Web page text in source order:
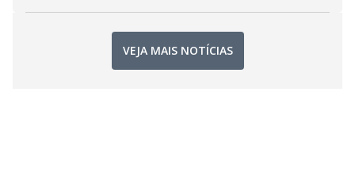
VEJA MAIS NOTÍCIAS